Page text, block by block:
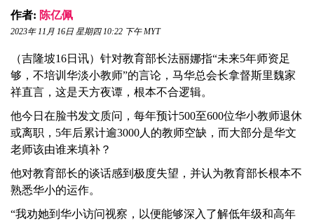
作者: 陈亿佩
2023年 11月 16日 星期四 10:22 下午 MYT
（吉隆坡16日讯）针对教育部长法丽娜指“未来5年师资足
够，不培训华淡小教师”的言论，马华总会长拿督斯里魏家
祥直言，这是天方夜谭，根本不合逻辑。
他今日在脸书发文质问，每年预计500至600位华小教师退休
或离职，5年后累计逾3000人的教师空缺，而大部分是华文
老师该由谁来填补？
他对教育部长的谈话感到极度失望，并认为教育部长根本不
熟悉华小的运作。
“我劝她到华小访问视察，以便能够深入了解低年级和高年